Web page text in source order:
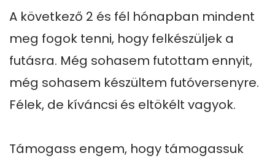
A következő 2 és fél hónapban mindent
meg fogok tenni, hogy felkészüljek a
futásra. Még sohasem futottam ennyit,
még sohasem készültem futóversenyre.
Félek, de kíváncsi és eltökélt vagyok.
Támogass engem, hogy támogassuk